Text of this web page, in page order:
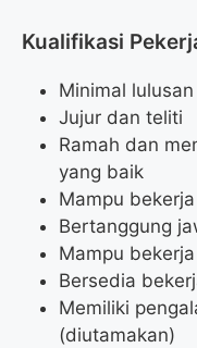
Kualifikasi
Minimal
Jujur dan teliti
Ramah dan
yang baik
Mampu
Bertanggung
Mampu
Bersedia
Memiliki
(diutamakan)